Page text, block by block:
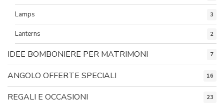
Lamps 3
Lanterns 2
IDEE BOMBONIERE PER MATRIMONI 7
ANGOLO OFFERTE SPECIALI 16
REGALI E OCCASIONI 23